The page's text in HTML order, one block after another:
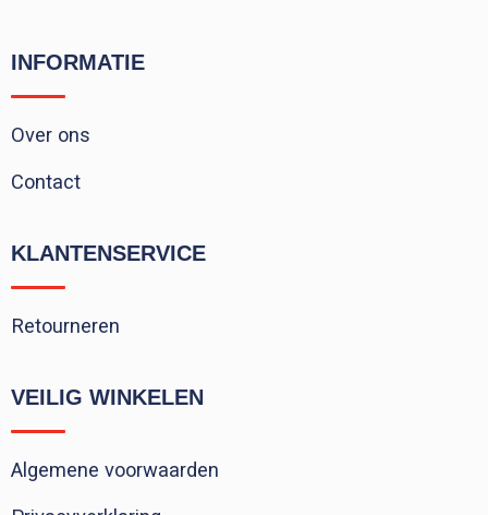
INFORMATIE
Over ons
Contact
KLANTENSERVICE
Retourneren
VEILIG WINKELEN
Algemene voorwaarden